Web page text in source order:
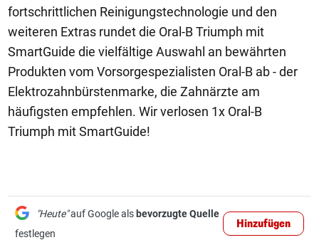
fortschrittlichen Reinigungstechnologie und den
weiteren Extras rundet die Oral-B Triumph mit
SmartGuide die vielfältige Auswahl an bewährten
Produkten vom Vorsorgespezialisten Oral-B ab - der
Elektrozahnbürstenmarke, die Zahnärzte am
häufigsten empfehlen. Wir verlosen 1x Oral-B
Triumph mit SmartGuide!
"Heute"auf Google als bevorzugte Quelle
festlegen
Hinzufügen